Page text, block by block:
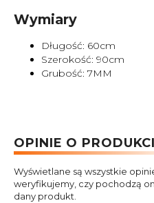
Wymiary
Długość: 60cm
Szerokość: 90cm
Grubość: 7MM
OPINIE O
Wyświetlane są wszystkie
weryfikujemy, czy pochodzą
dany produkt.